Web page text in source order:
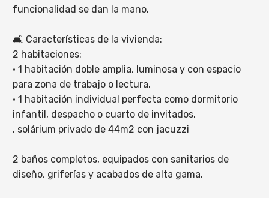
funcionalidad se dan la mano.
🛋️ Características de la vivienda:
2 habitaciones:
• 1 habitación doble amplia, luminosa y con espacio
para zona de trabajo o lectura.
• 1 habitación individual perfecta como dormitorio
infantil, despacho o cuarto de invitados.
. solárium privado de 44m2 con jacuzzi
2 baños completos, equipados con sanitarios de
diseño, griferías y acabados de alta gama.